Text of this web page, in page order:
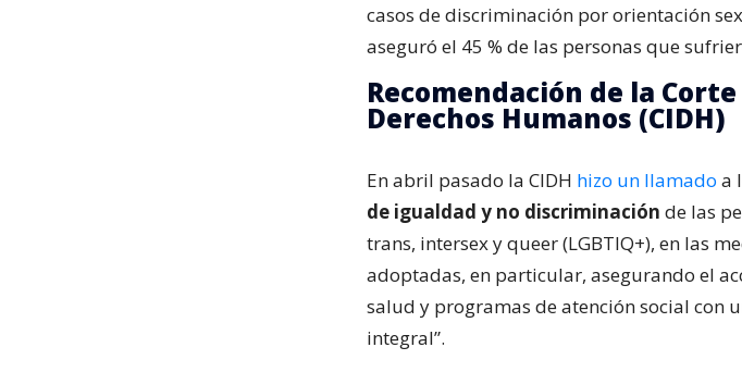
casos de discriminación por orientación
aseguró el 45 % de las personas que
Recomendación de la
Derechos Humanos (CIDH)
En abril pasado la CIDH hizo un llamado a
de igualdad y no discriminación de las
trans, intersex y queer (LGBTIQ+), en las
adoptadas, en particular, asegurando el
salud y programas de atención social con
integral”.